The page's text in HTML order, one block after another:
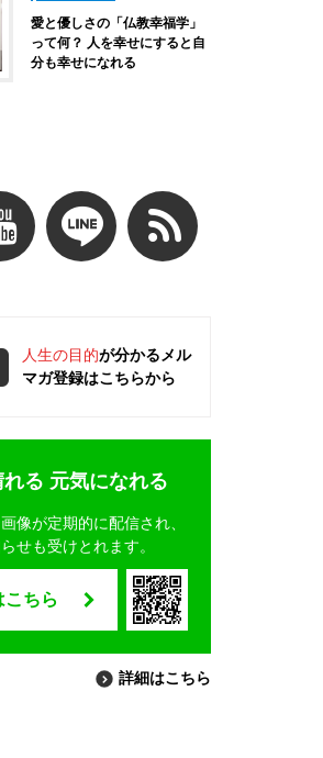
愛と優しさの「仏教幸福学」
って何？ 人を幸せにすると自
分も幸せになれる
人生の目的が分かるメル
マガ登録はこちらから
る 元気になれる
像が定期的に配信され、
せも受けとれます。
こちら
詳細はこちら